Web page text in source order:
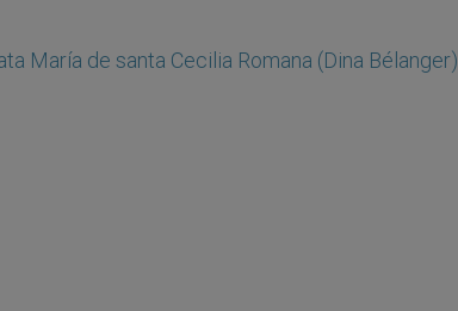
María de santa Cecilia Romana (Dina Bélanger)